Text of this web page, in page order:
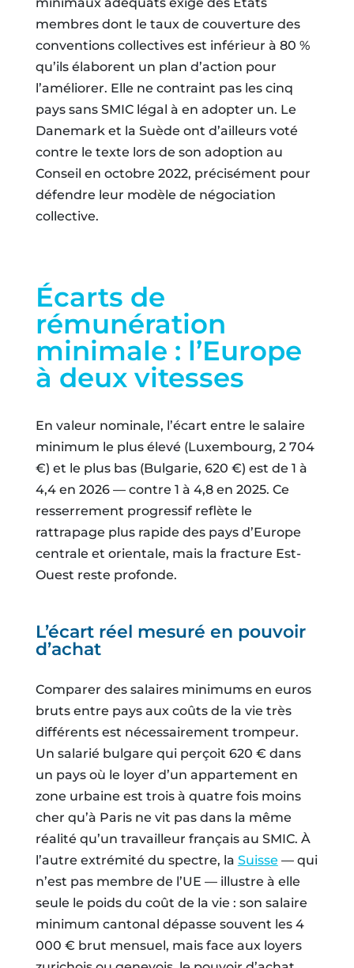
membres dont le taux de couverture des
conventions collectives est inférieur à 80 %
qu’ils élaborent un plan d’action pour
l’améliorer. Elle ne contraint pas les cinq
pays sans SMIC légal à en adopter un. Le
Danemark et la Suède ont d’ailleurs voté
contre le texte lors de son adoption au
Conseil en octobre 2022, précisément pour
défendre leur modèle de négociation
collective.
Écarts de
rémunération
minimale : l’Europe
à deux vitesses
En valeur nominale, l’écart entre le salaire
minimum le plus élevé (Luxembourg, 2 704
€) et le plus bas (Bulgarie, 620 €) est de 1 à
4,4 en 2026 — contre 1 à 4,8 en 2025. Ce
resserrement progressif reflète le
rattrapage plus rapide des pays d’Europe
centrale et orientale, mais la fracture Est-
Ouest reste profonde.
L’écart réel mesuré en pouvoir
d’achat
Comparer des salaires minimums en euros
bruts entre pays aux coûts de la vie très
différents est nécessairement trompeur.
Un salarié bulgare qui perçoit 620 € dans
un pays où le loyer d’un appartement en
zone urbaine est trois à quatre fois moins
cher qu’à Paris ne vit pas dans la même
réalité qu’un travailleur français au SMIC. À
l’autre extrémité du spectre, la Suisse — qui
n’est pas membre de l’UE — illustre à elle
seule le poids du coût de la vie : son salaire
minimum cantonal dépasse souvent les 4
000 € brut mensuel, mais face aux loyers